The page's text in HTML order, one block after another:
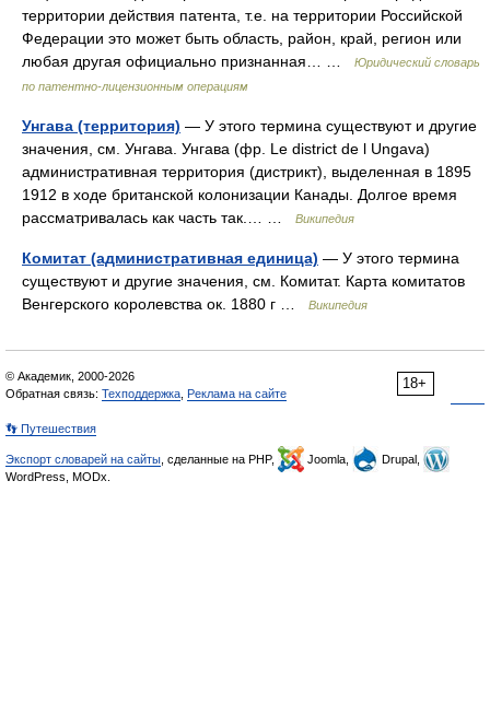
территории действия патента, т.е. на территории Российской
Федерации это может быть область, район, край, регион или
любая другая официально признанная… …
Юридический словарь
по патентно-лицензионным операциям
Унгава (территория) — У этого термина существуют и другие
значения, см. Унгава. Унгава (фр. Le district de l Ungava)
административная территория (дистрикт), выделенная в 1895
1912 в ходе британской колонизации Канады. Долгое время
рассматривалась как часть так.… …
Википедия
Комитат (административная единица) — У этого термина
существуют и другие значения, см. Комитат. Карта комитатов
Венгерского королевства ок. 1880 г …
Википедия
18+
© Академик, 2000-2026
Обратная связь: Техподдержка Реклама на сайте
👣 Путешествия
Экспорт словарей на сайты , сделанные на PHP, Joomla,
Drupal,
WordPress, MODx.